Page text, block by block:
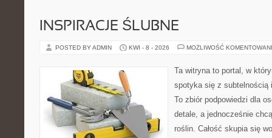
INSPIRACJE ŚLUBNE
POSTED BY ADMIN KWI - 8 - 2026 MOŻLIWOŚĆ
Ta witryna to portal, w
spotyka się z subtelnością
To zbiór podpowiedzi dla
detale, a jednocześnie
roślin. Całość skupia się